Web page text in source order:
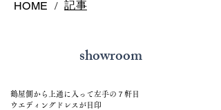
HOME / 記事
showroom
鶴屋側から上通に入って左手の７軒目
ウエディングドレスが目印